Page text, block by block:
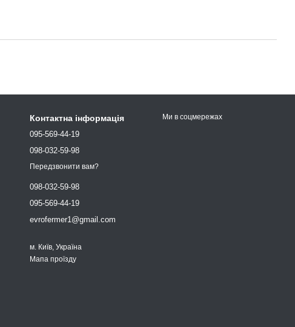
Контактна інформація
095-569-44-19
098-032-59-98
Передзвонити вам?
098-032-59-98
095-569-44-19
evrofermer1@gmail.com
м. Київ, Україна
Мапа проїзду
Ми в соцмережах